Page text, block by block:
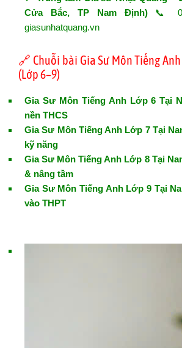
Cửa Bắc, TP Nam Định)📞
giasunhatquang.vn
🔗 Chuỗi bài Gia Sư Môn Tiếng
(Lớp 6–9)
Gia Sư Môn Tiếng Anh Lớp 6 Tại
nền THCS
Gia Sư Môn Tiếng Anh Lớp 7 Tại
kỹ năng
Gia Sư Môn Tiếng Anh Lớp 8 Tại
& nâng tầm
Gia Sư Môn Tiếng Anh Lớp 9 Tại
vào THPT